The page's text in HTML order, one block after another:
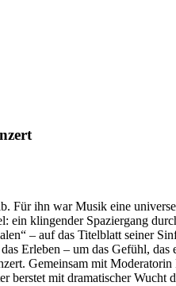
ihn war Musik eine
ein klingender Spaziergang
– auf das Titelblatt seiner
Erleben – um das Gefühl,
Gemeinsam mit
mit dramatischer Wucht